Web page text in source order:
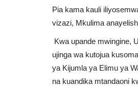
Pia kama kauli
vizazi, Mkulima
Kwa upande mwingine,
ujinga wa kutojua
ya Kijumla ya Elimu ya
na kuandika mtandaoni